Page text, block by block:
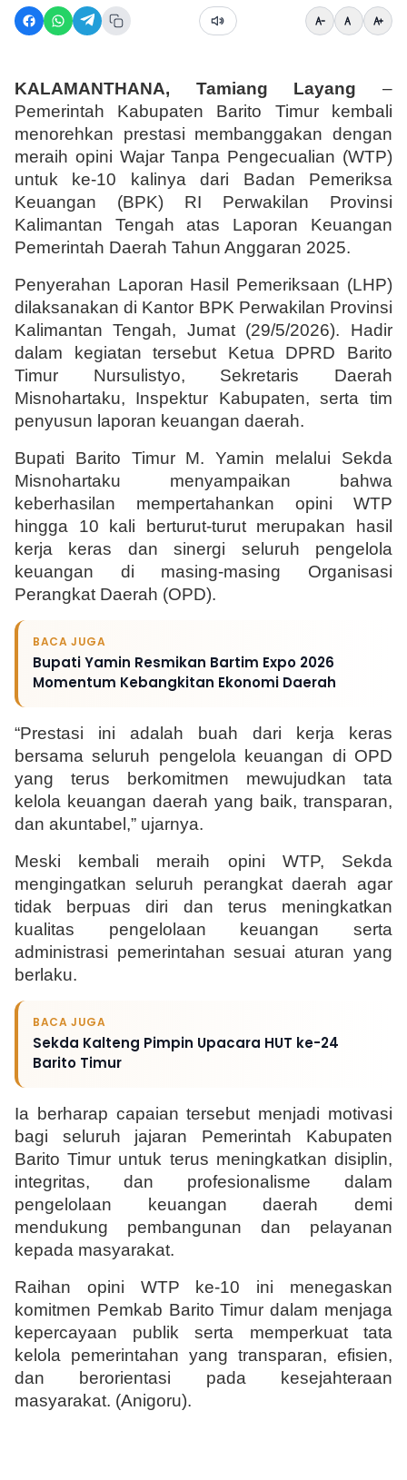
KALAMANTHANA, Tamiang Layang –
Pemerintah Kabupaten Barito Timur kembali
menorehkan prestasi membanggakan dengan
meraih opini Wajar Tanpa Pengecualian (WTP)
untuk ke-10 kalinya dari Badan Pemeriksa
Keuangan (BPK) RI Perwakilan Provinsi
Kalimantan Tengah atas Laporan Keuangan
Pemerintah Daerah Tahun Anggaran 2025.
Penyerahan Laporan Hasil Pemeriksaan (LHP)
dilaksanakan di Kantor BPK Perwakilan Provinsi
Kalimantan Tengah, Jumat (29/5/2026). Hadir
dalam kegiatan tersebut Ketua DPRD Barito
Timur Nursulistyo, Sekretaris Daerah
Misnohartaku, Inspektur Kabupaten, serta tim
penyusun laporan keuangan daerah.
Bupati Barito Timur M. Yamin melalui Sekda
Misnohartaku menyampaikan bahwa
keberhasilan mempertahankan opini WTP
hingga 10 kali berturut-turut merupakan hasil
kerja keras dan sinergi seluruh pengelola
keuangan di masing-masing Organisasi
Perangkat Daerah (OPD).
BACA JUGA
Bupati Yamin Resmikan Bartim Expo 2026
Momentum Kebangkitan Ekonomi Daerah
“Prestasi ini adalah buah dari kerja keras
bersama seluruh pengelola keuangan di OPD
yang terus berkomitmen mewujudkan tata
kelola keuangan daerah yang baik, transparan,
dan akuntabel,” ujarnya.
Meski kembali meraih opini WTP, Sekda
mengingatkan seluruh perangkat daerah agar
tidak berpuas diri dan terus meningkatkan
kualitas pengelolaan keuangan serta
administrasi pemerintahan sesuai aturan yang
berlaku.
BACA JUGA
Sekda Kalteng Pimpin Upacara HUT ke-24
Barito Timur
Ia berharap capaian tersebut menjadi motivasi
bagi seluruh jajaran Pemerintah Kabupaten
Barito Timur untuk terus meningkatkan disiplin,
integritas, dan profesionalisme dalam
pengelolaan keuangan daerah demi
mendukung pembangunan dan pelayanan
kepada masyarakat.
Raihan opini WTP ke-10 ini menegaskan
komitmen Pemkab Barito Timur dalam menjaga
kepercayaan publik serta memperkuat tata
kelola pemerintahan yang transparan, efisien,
dan berorientasi pada kesejahteraan
masyarakat. (Anigoru).